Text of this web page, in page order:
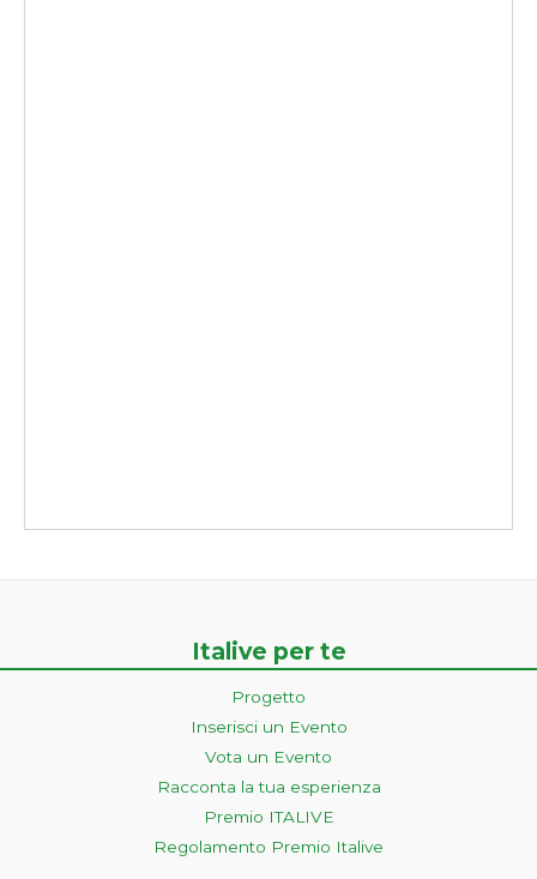
Italive per te
Progetto
Inserisci un Evento
Vota un Evento
Racconta la tua esperienza
Premio ITALIVE
Regolamento Premio Italive